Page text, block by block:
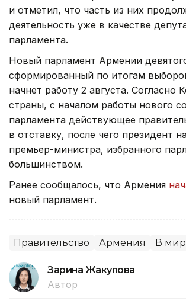
и отметил, что часть из них
деятельность уже в качестве
парламента.
Новый парламент Армении
сформированный по итогам
начнет работу 2 августа. Согласно
страны, с началом работы нового
парламента действующее
в отставку, после чего президент
премьер-министра, избранного
большинством.
Ранее сообщалось, что Армения
новый парламент.
Правительство Армения В
Зарина Жакупова
Автор